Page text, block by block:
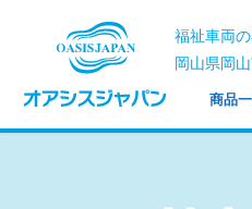
福祉車両
岡山県岡
商品